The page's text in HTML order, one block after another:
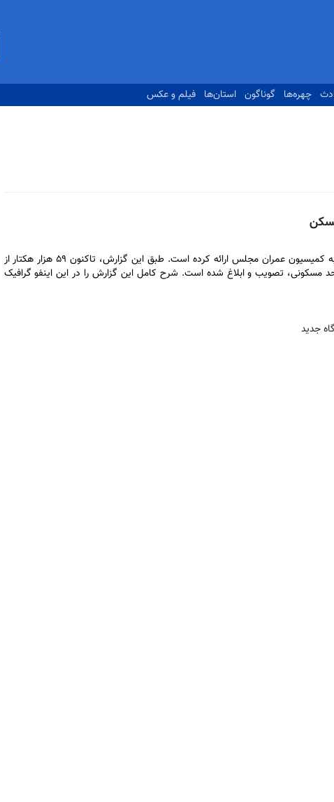
چهره‌ها گوناگون استان‌ها فیلم و عکس
وزارت راه و شهرسازی، گزارشی از عملکرد قانون جهش تولید مسکن به کمیسیون عمران مجلس ارائه کرده است. طبق این گزارش، تاکنون ۵۹ هزار هکتار از
دولتی برای ساخت نزدیک به یک میلیون و ۹۰۰ هزار واحد مسکونی، تصویب و ابلاغ شده است. شرح کامل این گزارش را در این اینفو گرافیک
جدید